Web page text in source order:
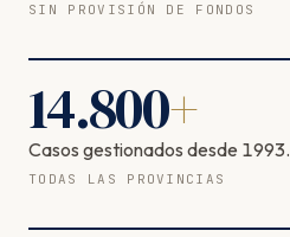
SIN PROVISIÓN DE FONDOS
14.800+
Casos gestionados desde 1993.
TODAS LAS PROVINCIAS